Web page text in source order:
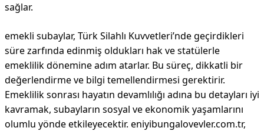
sağlar.
emekli subaylar, Türk Silahlı Kuvvetleri’nde geçirdikleri
süre zarfında edinmiş oldukları hak ve statülerle
emeklilik dönemine adım atarlar. Bu süreç, dikkatli bir
değerlendirme ve bilgi temellendirmesi gerektirir.
Emeklilik sonrası hayatın devamlılığı adına bu detayları iyi
kavramak, subayların sosyal ve ekonomik yaşamlarını
olumlu yönde etkileyecektir. eniyibungalovevler.com.tr,